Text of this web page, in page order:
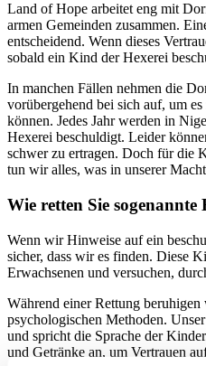
Land of Hope arbeitet eng mit
armen Gemeinden zusammen.
entscheidend. Wenn dieses
sobald ein Kind der Hexerei
In manchen Fällen nehmen die
vorübergehend bei sich auf, um
können. Jedes Jahr werden in
Hexerei beschuldigt. Leider
schwer zu ertragen. Doch für die
tun wir alles, was in unserer
Wie retten Sie sogenannte
Wenn wir Hinweise auf ein
sicher, dass wir es finden. Diese
Erwachsenen und versuchen,
Während einer Rettung
psychologischen Methoden.
und spricht die Sprache der
und Getränke an, um Vertrauen